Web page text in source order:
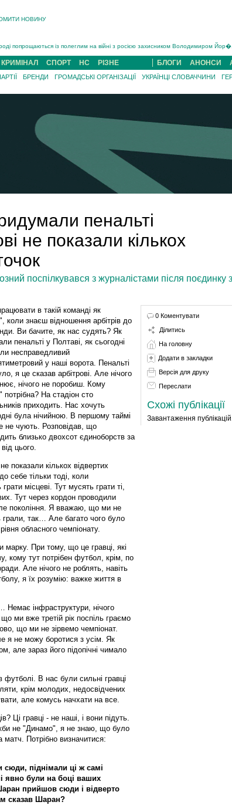
НОВИНУ
попрощаються із полеглим на війні з росією захисником Володимиром
5 серпня попрощаються із захисником Богданом Югасом, який два роки �...
загибель захисника із Нанкова на Хустщині Юліана Гербея (ФОТО)[/gree...
з рф поліг військовий з Виноградова Ігнат Роздяловський (ФОТО)...
внаслідок ДТП за участі трьох авто постраждали 13 людей (ФОТО)...
районного ТЦК на Закарпатті судитимуть за обвинувачен...
КРИМІНАЛ СПОРТ НС РІЗНЕ БЛОГИ АНОНСИ
БРЕНДИ ГРОМАДСЬКІ ОРГАНІЗАЦІЇ УКРАЇНЦІ СЛОВАЧЧИНИ
пенальті
не показали кількох
поспілкувався з журналістами після поєдинку з
в такій команді як
коли знаєш відношення арбітрів до
Ви бачите, як нас судять? Як
пенальті у Полтаві, як сьогодні
несправедливий
у наші ворота. Пенальті
я це сказав арбітрові. Але нічого
нічого не поробиш. Кому
потрібна? На стадіон сто
приходить. Нас хочуть
була нічийною. В першому таймі
не чують. Розповідав, що
близько двохсот єдиноборств за
цього.
показали кількох відвертих
себе тільки тоді, коли
місцеві. Тут мусять грати ті,
Тут через кордон проводили
покоління. Я вважаю, що ми не
так… Але багато чого було
обласного чемпіонату.
При тому, що це гравці, які
кому тут потрібен футбол, крім, по
Але нічого не роблять, навіть
я їх розумію: важке життя в
інфраструктури, нічого
ми вже третій рік поспіль граємо
що ми не зірвемо чемпіонат.
я не можу боротися з усім. Як
але зараз його підопічні чимало
футболі. В нас були сильні гравці
крім молодих, недосвідчених
але комусь начхати на все.
Ці гравці - не наші, і вони підуть.
не "Динамо", я не знаю, що було
Потрібно визначитися:
піднімали ці ж самі
явно були на боці ваших
прийшов сюди і відверто
сказав Шаран?
0 Коментувати
Ділитись
На головну
Додати в закладки
Версія для друку
Переслати
Схожі публікації
Завантаження публікацій...